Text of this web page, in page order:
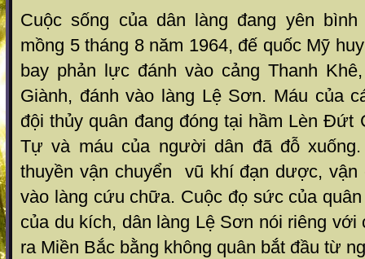
Cuộc sống của dân làng đang yên
mồng 5 tháng 8 năm 1964, đế quốc Mỹ
bay phản lực đánh vào cảng Thanh
Giành, đánh vào làng Lệ Sơn. Máu của
đội thủy quân đang đóng tại hầm Lèn Đứt
Tự và máu của người dân đã đỗ
thuyền vận chuyển vũ khí đạn dược, vận
vào làng cứu chữa. Cuộc đọ sức của
của du kích, dân làng Lệ Sơn nói riêng với
ra Miền Bắc bằng không quân bắt đầu từ